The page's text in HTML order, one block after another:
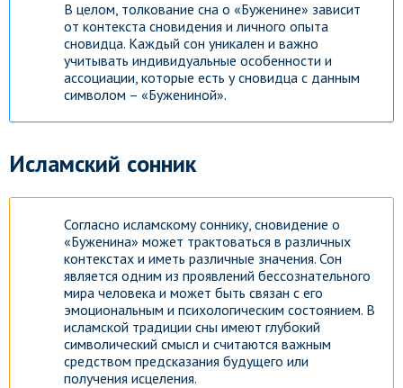
В целом, толкование сна о «Буженине» зависит
от контекста сновидения и личного опыта
сновидца. Каждый сон уникален и важно
учитывать индивидуальные особенности и
ассоциации, которые есть у сновидца с данным
символом – «Бужениной».
Исламский сонник
Согласно исламскому соннику, сновидение о
«Буженина» может трактоваться в различных
контекстах и иметь различные значения. Сон
является одним из проявлений бессознательного
мира человека и может быть связан с его
эмоциональным и психологическим состоянием. В
исламской традиции сны имеют глубокий
символический смысл и считаются важным
средством предсказания будущего или
получения исцеления.